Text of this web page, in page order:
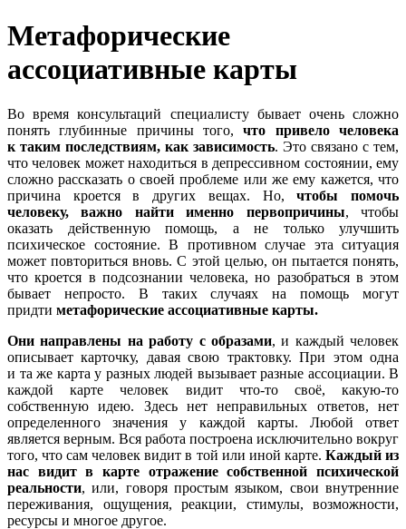
Метафорические
ассоциативные карты
Во время консультаций специалисту бывает очень сложно
понять глубинные причины того,что привело человека
к таким последствиям, как зависимость. Это связано с тем,
что человек может находиться в депрессивном состоянии, ему
сложно рассказать о своей проблеме или же ему кажется, что
причина кроется в других вещах. Но,чтобы помочь
человеку, важно найти именно первопричины, чтобы
оказать действенную помощь, а не только улучшить
психическое состояние. В противном случае эта ситуация
может повториться вновь. С этой целью, он пытается понять,
что кроется в подсознании человека, но разобраться в этом
бывает непросто. В таких случаях на помощь могут
придти метафорические ассоциативные карты.
Онинаправлены на работу с образами, и каждый человек
описывает карточку, давая свою трактовку. При этом одна
и та же карта у разных людей вызывает разные ассоциации. В
каждой карте человек видит что-то своё, какую-то
собственную идею. Здесь нет неправильных ответов, нет
определенного значения у каждой карты. Любой ответ
является верным. Вся работа построена исключительно вокруг
того, что сам человек видит в той или иной карте. Каждый из
нас видит в карте отражение собственной психической
реальности, или, говоря простым языком, свои внутренние
переживания, ощущения, реакции, стимулы, возможности,
ресурсы и многое другое.